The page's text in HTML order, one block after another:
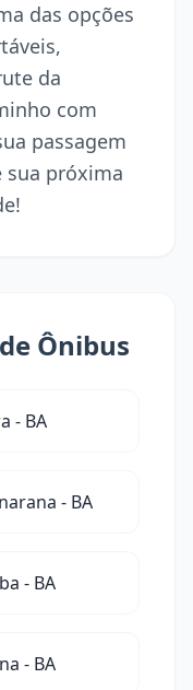
das opções
da
com
passagem
sua próxima
Ônibus
- BA
- BA
- BA
- BA